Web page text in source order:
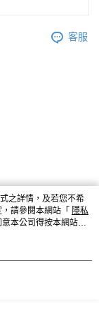
客服
之詳情，及若您不希
請參閱本網站「 隱私
本公司得按本網站使